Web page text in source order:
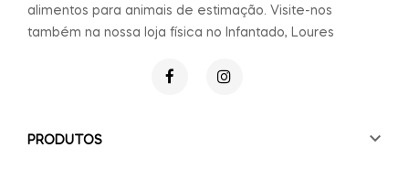
alimentos para animais de estimação. Visite-nos
também na nossa loja física no Infantado, Loures
PRODUTOS
